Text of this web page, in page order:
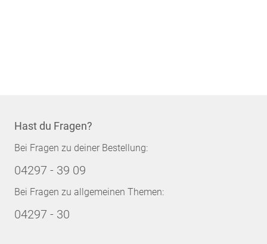
Hast du Fragen?
Bei Fragen zu deiner Bestellung:
04297 - 39 09
Bei Fragen zu allgemeinen Themen:
04297 - 30